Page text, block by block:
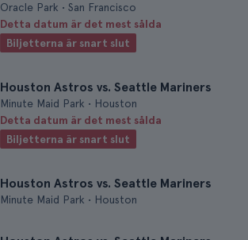
Oracle Park • San Francisco
Detta datum är det mest sålda
Biljetterna är snart slut
Houston Astros vs. Seattle Mariners
Minute Maid Park • Houston
Detta datum är det mest sålda
Biljetterna är snart slut
Houston Astros vs. Seattle Mariners
Minute Maid Park • Houston